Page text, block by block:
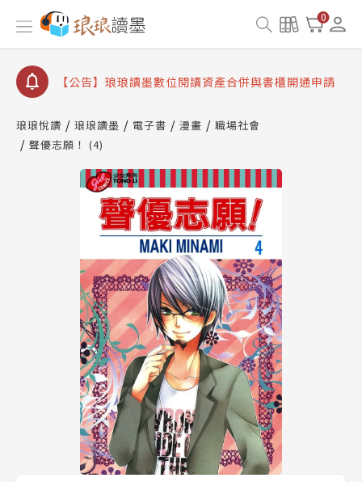
0
【公告】因 Readmoo 讀墨系統維護中，本站同步暫
停部分閱讀服務
【公告】琅琅讀墨數位閱讀資產合併與書櫃開通申請
【公告】琅琅讀墨書櫃開通常見問題
請圖文教學
【公告】琅琅書店服務升級重要說明及資產合併結果
查詢
【公告】因 Readmoo 讀墨系統維護中，本站同步暫
停部分閱讀服務
琅琅悅讀 琅琅讀墨 電子書 漫畫
職場社會
聲優志願！ (4)